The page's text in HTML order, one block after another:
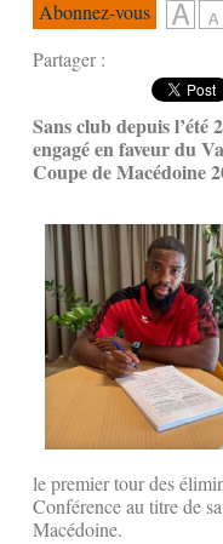
Abonnez-vous
Partager :
Sans club depuis l’été
engagé en faveur du
Coupe de Macédoine
le premier tour des
Conférence au titre de
Macédoine.